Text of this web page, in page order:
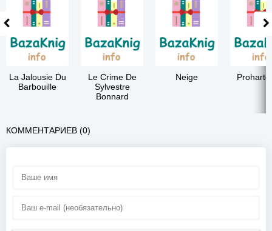
La Jalousie Du
Barbouille
Le Crime De
Sylvestre
Bonnard
Neige
КОММЕНТАРИЕВ (0)